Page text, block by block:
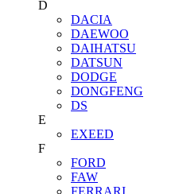
D
DACIA
DAEWOO
DAIHATSU
DATSUN
DODGE
DONGFENG
DS
E
EXEED
F
FORD
FAW
FERRARI